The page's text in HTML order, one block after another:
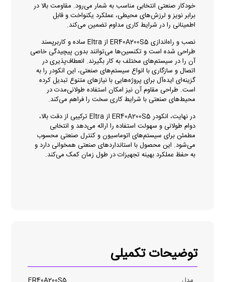
خودکار صنعتی انتخابی مناسب به شمار می‌رود. مقاومت بالا در
برابر نویز و لرزش‌های محیطی، عملکرد یکنواخت و قابل
اطمینانی را در شرایط کاری مداوم تضمین می‌کند.
نصب و راه‌اندازی ER40A200S5 از Eltra ساده و کاربرپسند
طراحی شده است و تکنسین‌ها می‌توانند بدون پیچیدگی خاصی
آن را در سیستم‌های مختلف به کار بگیرند. انعطاف‌پذیری در
اتصال و سازگاری با انواع سیستم‌های صنعتی، این انکودر را به
گزینه‌ای ایده‌آل برای پروژه‌هایی با نیازهای متنوع تبدیل کرده
است. طراحی مقاوم آن نیز امکان استفاده طولانی‌مدت در
محیط‌های صنعتی با شرایط کاری سخت را فراهم می‌کند.
در نهایت، انکودر ER40A200S5 از Eltra ترکیبی از دقت بالا،
دوام طولانی و سهولت استفاده را ارائه می‌دهد و انتخابی
مطمئن برای سیستم‌های اتوماسیون و کنترل صنعتی محسوب
می‌شود. این محصول با استانداردهای صنعتی همخوانی دارد و
به حفظ عملکرد بهینه تجهیزات در طول زمان کمک می‌کند.
توضیحات تکمیلی